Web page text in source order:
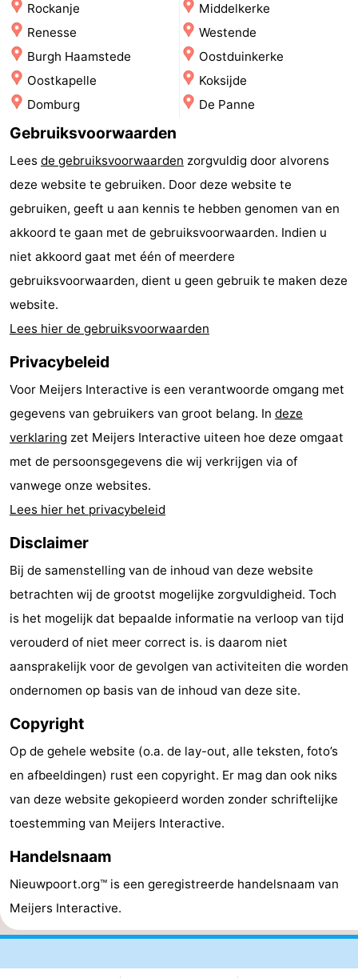
Paardrijden
-
Golfbanen
-
Surfen
Eten
en
drinken
Jachthaven
Evenementen
Praktisch
Forum
Route
-
Kusttram
Reisboekenwinkel
Nieuws
Medische
adressen
Regio
Vlaanderen
-
Brugge
-
Gent
-
Ieper
De
Natuur
Het
Zwin
-
Knokke-
Heist
-
Zeebrugge
-
Blankenberge
-
Wenduine
-
De
-
Rockanje
Renesse
Burgh Haamstede
Oostkapelle
Domburg
Middelkerke
Westende
Oostduinkerke
Koksijde
De Panne
Gebruiksvoorwaarden
Lees de gebruiksvoorwaarden zorgvuldig door alvorens
deze website te gebruiken. Door deze website te
gebruiken, geeft u aan kennis te hebben genomen van en
akkoord te gaan met de gebruiksvoorwaarden. Indien u
niet akkoord gaat met één of meerdere
gebruiksvoorwaarden, dient u geen gebruik te maken deze
website.
Lees hier de gebruiksvoorwaarden
Privacybeleid
Voor Meijers Interactive is een verantwoorde omgang met
gegevens van gebruikers van groot belang. In deze
verklaring zet Meijers Interactive uiteen hoe deze omgaat
met de persoonsgegevens die wij verkrijgen via of
vanwege onze websites.
Lees hier het privacybeleid
Disclaimer
Bij de samenstelling van de inhoud van deze website
betrachten wij de grootst mogelijke zorgvuldigheid. Toch
is het mogelijk dat bepaalde informatie na verloop van tijd
verouderd of niet meer correct is. is daarom niet
aansprakelijk voor de gevolgen van activiteiten die worden
ondernomen op basis van de inhoud van deze site.
Copyright
Op de gehele website (o.a. de lay-out, alle teksten, foto’s
en afbeeldingen) rust een copyright. Er mag dan ook niks
van deze website gekopieerd worden zonder schriftelijke
toestemming van Meijers Interactive.
Handelsnaam
Nieuwpoort.org™ is een geregistreerde handelsnaam van
Meijers Interactive.